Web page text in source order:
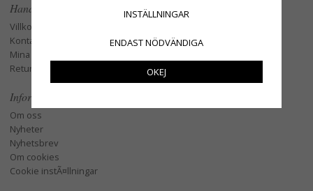
Handla
Villkor
Kontakta oss
Mina favoriter
Retur och Reklamation
Information
Om oss
Nyheter
Nyhetsbrev
Om cookies
Cookie instÃ¤llningar
INSTÄLLNINGAR
ENDAST NÖDVÄNDIGA
OKEJ